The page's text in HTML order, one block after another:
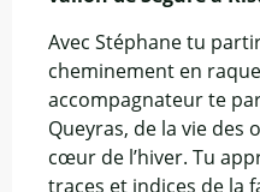
Avec Stéphane tu
cheminement en
accompagnateur te
Queyras, de la vie des
cœur de l’hiver. Tu
traces et indices de la